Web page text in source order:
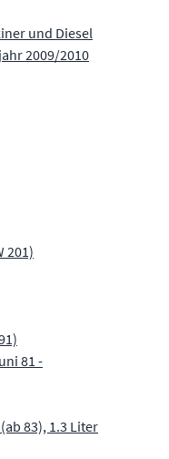
und Diesel
2009/2010
201)
81 -
83), 1.3 Liter